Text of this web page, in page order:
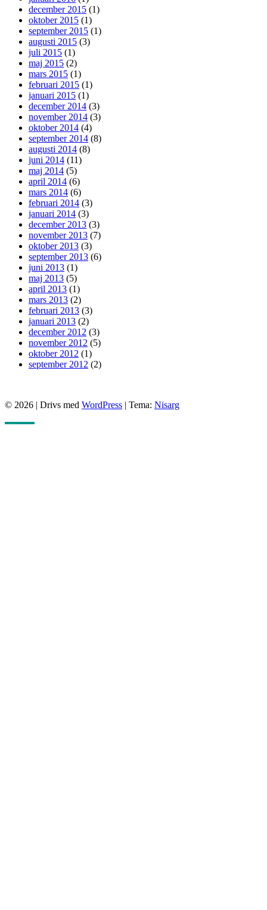
december 2015 (1)
oktober 2015 (1)
september 2015 (1)
augusti 2015 (3)
juli 2015 (1)
maj 2015 (2)
mars 2015 (1)
februari 2015 (1)
januari 2015 (1)
december 2014 (3)
november 2014 (3)
oktober 2014 (4)
september 2014 (8)
augusti 2014 (8)
juni 2014 (11)
maj 2014 (5)
april 2014 (6)
mars 2014 (6)
februari 2014 (3)
januari 2014 (3)
december 2013 (3)
november 2013 (7)
oktober 2013 (3)
september 2013 (6)
juni 2013 (1)
maj 2013 (5)
april 2013 (1)
mars 2013 (2)
februari 2013 (3)
januari 2013 (2)
december 2012 (3)
november 2012 (5)
oktober 2012 (1)
september 2012 (2)
© 2026 | Drivs med WordPress | Tema: Nisarg